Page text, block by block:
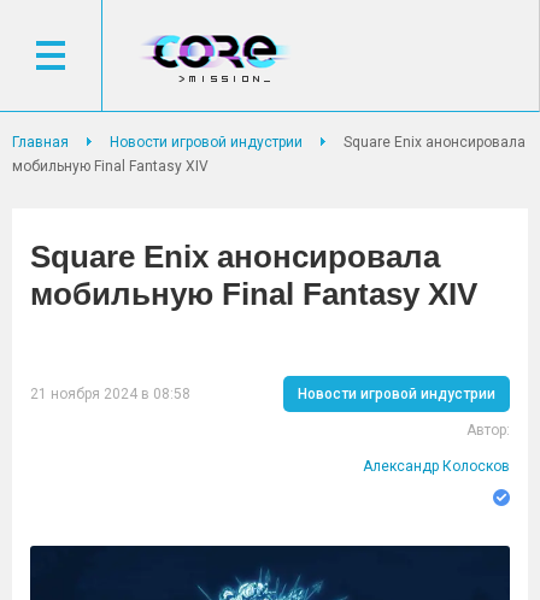
Главная Новости игровой индустрии
Square Enix анонсировала
мобильную Final Fantasy XIV
Square Enix анонсировала
мобильную Final Fantasy XIV
21 ноября 2024 в 08:58 Новости игровой индустрии
Автор:
Александр Колосков